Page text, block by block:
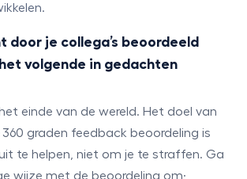
door je collega’s beoordeeld
volgende in gedachten
einde van de wereld. Het doel van
360 graden feedback beoordeling is
te helpen, niet om je te straffen. Ga
wijze met de beoordeling om;